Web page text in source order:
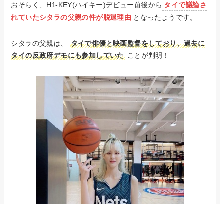
おそらく、H1-KEY(ハイキー)デビュー前後から タイで議論さ
れていたシタラの父親の件が脱退理由 となったようです。
シタラの父親は、
タイで俳優と映画監督をしており、過去に
タイの反政府デモにも参加していた ことが判明！